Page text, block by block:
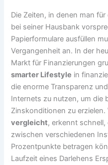
Die Zeiten, in denen man
bei seiner Hausbank
Papierformulare ausfüllen
Vergangenheit an. In der
Markt für Finanzierungen
smarter Lifestyle in
die enorme Transparenz
Internets zu nutzen, um die
Zinskonditionen zu erzielen.
vergleicht, erkennt
zwischen verschiedenen
Prozentpunkte betragen
Laufzeit eines Darlehens